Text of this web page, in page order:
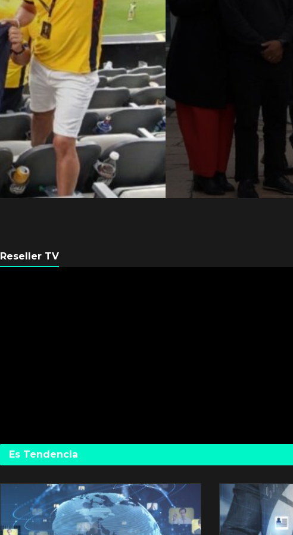
Axis
Argentina se
con nueva sede
POR REDACCIÓN LATAM 6 AGOSTO, 2026
Reseller TV
Es Tendencia